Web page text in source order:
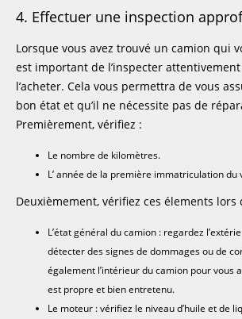
4. Effectuer une inspection
Lorsque vous avez trouvé un camion qui
est important de l’inspecter
l’acheter. Cela vous permettra de vous
bon état et qu’il ne nécessite pas de
Premièrement, vérifiez :
Le nombre de kilomètres.
L’ année de la première immatriculation du
Deuxièmement, vérifiez ces élements lors
L’état général du camion : regardez
détecter des signes de dommages ou de
également l’intérieur du camion pour vous
est propre et bien entretenu.
Le moteur : vérifiez le niveau d’huile et de